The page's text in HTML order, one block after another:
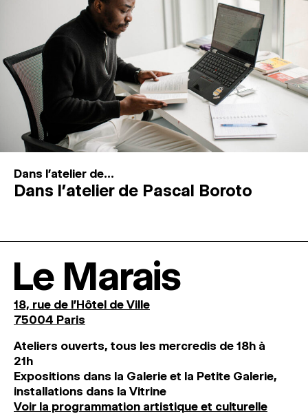
Dans l'atelier de...
Dans l’atelier de Pascal Boroto
Le Marais
18, rue de l'Hôtel de Ville
75004 Paris
Ateliers ouverts, tous les mercredis de 18h à
21h
Expositions dans la Galerie et la Petite Galerie,
installations dans la Vitrine
Voir la programmation artistique et culturelle